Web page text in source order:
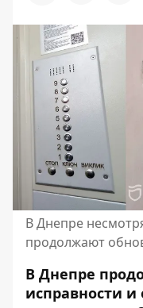
В Днепре
продолжают
В Днепре
исправности